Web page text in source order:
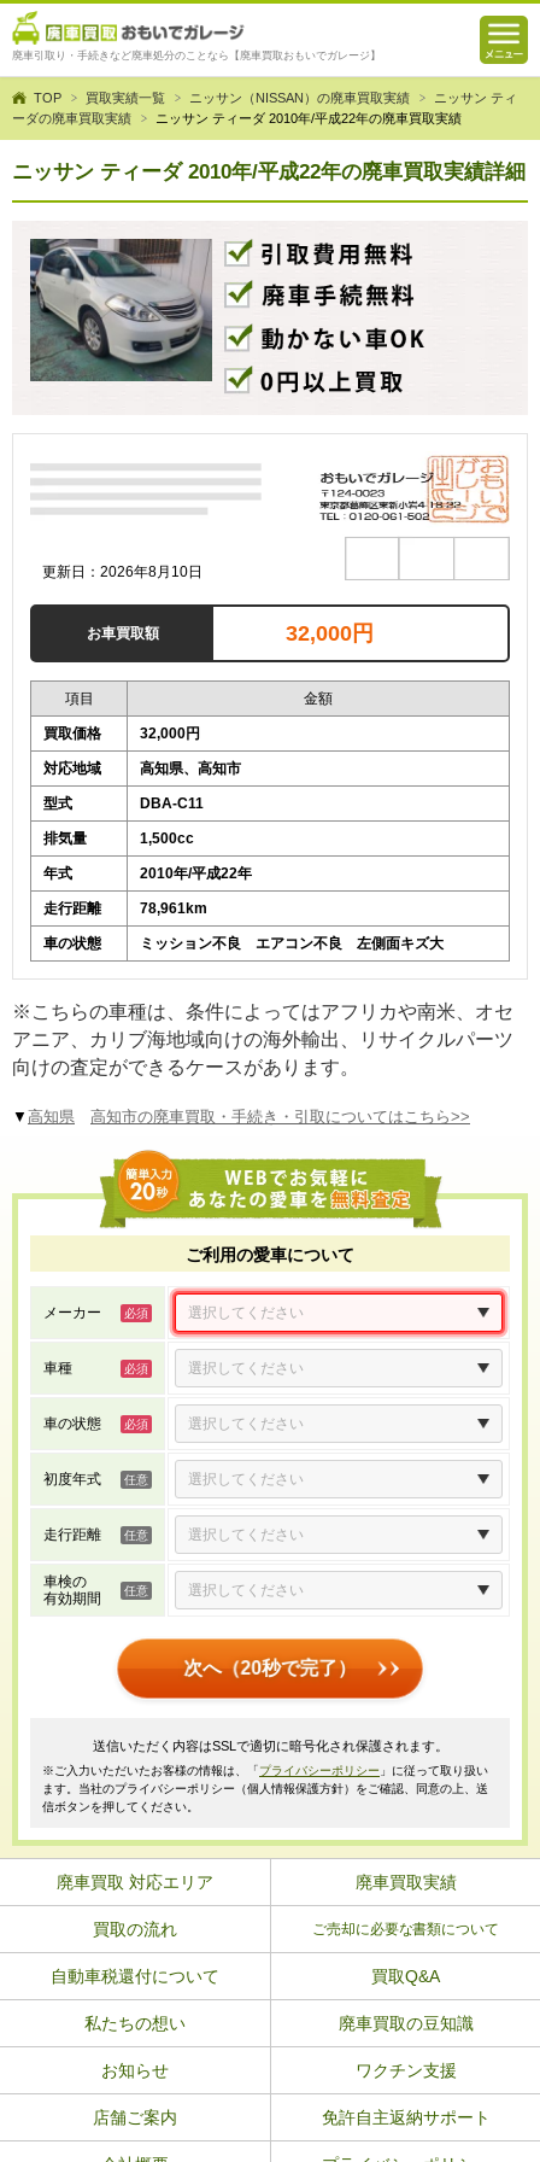
廃車引取り・手続きなど廃車処分のことなら【廃車買取おもいでガレージ】
TOP 買取実績一覧 ニッサン（NISSAN）の廃車買取実績
ニッサン ティ
ーダの廃車買取実績
ニッサン ティーダ 2010年/平成22年の廃車買取実績
ニッサン ティーダ 2010年/平成22年の廃車買取実績詳細
更新日：2026年8月10日
お車買取額 32,000円
項目 金額
買取価格 32,000円
対応地域 高知県、高知市
型式 DBA-C11
排気量 1,500cc
年式 2010年/平成22年
走行距離 78,961km
車の状態 ミッション不良 エアコン不良 左側面キズ大
※こちらの車種は、条件によってはアフリカや南米、オセ
アニア、カリブ海地域向けの海外輸出、リサイクルパーツ
向けの査定ができるケースがあります。
▼ 高知県 高知市の廃車買取・手続き・引取についてはこちら>>
ご利用の愛車について
メーカー
車種
車の状態
初度年式
走行距離
車検の
有効期間
次へ（20秒で完了）
送信いただく内容はSSLで適切に暗号化され保護されます。
※ご入力いただいたお客様の情報は、「 プライバシーポリシー 」に従って取り扱い
ます。当社のプライバシーポリシー（個人情報保護方針）をご確認、同意の上、送
信ボタンを押してください。
廃車買取 対応エリア 廃車買取実績
買取の流れ ご売却に必要な書類について
自動車税還付について 買取Q&A
私たちの想い 廃車買取の豆知識
お知らせ ワクチン支援
店舗ご案内 免許自主返納サポート